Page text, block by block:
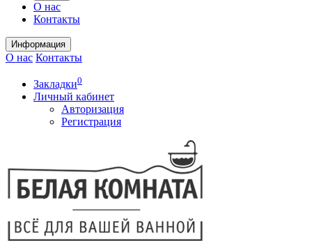
О нас
Контакты
Информация
О нас Контакты
Закладки0
Личный кабинет
Авторизация
Регистрация